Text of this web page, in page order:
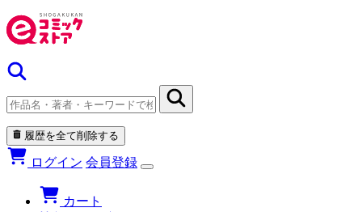
履歴を全て削除する
ログイン 会員登録
カート